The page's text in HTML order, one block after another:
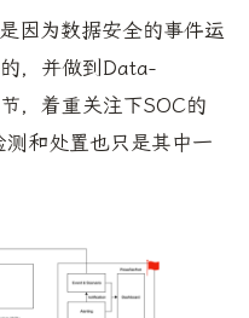
因为数据安全的事件运
，并做到Data-
，着重关注下SOC的
和处置也只是其中一